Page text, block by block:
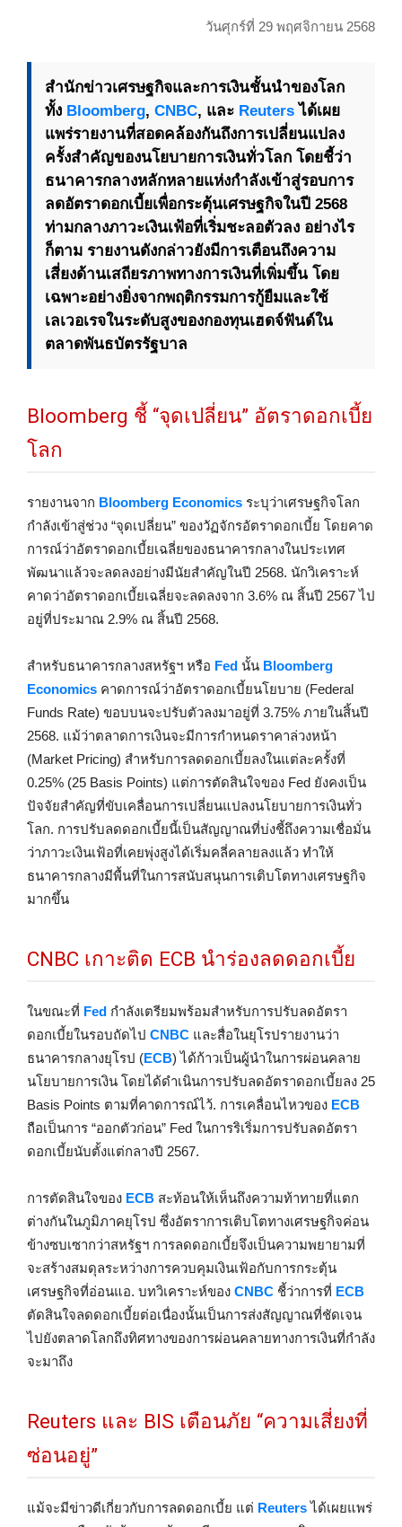
วันศุกร์ที่ 29 พฤศจิกายน 2568
สำนักข่าวเศรษฐกิจและการเงินชั้นนำของโลก
ทั้ง Bloomberg, CNBC, และ Reuters ได้เผย
แพร่รายงานที่สอดคล้องกันถึงการเปลี่ยนแปลง
ครั้งสำคัญของนโยบายการเงินทั่วโลก โดยชี้ว่า
ธนาคารกลางหลักหลายแห่งกำลังเข้าสู่รอบการ
ลดอัตราดอกเบี้ยเพื่อกระตุ้นเศรษฐกิจในปี 2568
ท่ามกลางภาวะเงินเฟ้อที่เริ่มชะลอตัวลง อย่างไร
ก็ตาม รายงานดังกล่าวยังมีการเตือนถึงความ
เสี่ยงด้านเสถียรภาพทางการเงินที่เพิ่มขึ้น โดย
เฉพาะอย่างยิ่งจากพฤติกรรมการกู้ยืมและใช้
เลเวอเรจในระดับสูงของกองทุนเฮดจ์ฟันด์ใน
ตลาดพันธบัตรรัฐบาล
Bloomberg ชี้ “จุดเปลี่ยน” อัตราดอกเบี้ย
โลก
รายงานจาก Bloomberg Economics ระบุว่าเศรษฐกิจโลก
กำลังเข้าสู่ช่วง “จุดเปลี่ยน” ของวัฏจักรอัตราดอกเบี้ย โดยคาด
การณ์ว่าอัตราดอกเบี้ยเฉลี่ยของธนาคารกลางในประเทศ
พัฒนาแล้วจะลดลงอย่างมีนัยสำคัญในปี 2568. นักวิเคราะห์
คาดว่าอัตราดอกเบี้ยเฉลี่ยจะลดลงจาก 3.6% ณ สิ้นปี 2567 ไป
อยู่ที่ประมาณ 2.9% ณ สิ้นปี 2568.
สำหรับธนาคารกลางสหรัฐฯ หรือ Fed นั้น Bloomberg
Economics คาดการณ์ว่าอัตราดอกเบี้ยนโยบาย (Federal
Funds Rate) ขอบบนจะปรับตัวลงมาอยู่ที่ 3.75% ภายในสิ้นปี
2568. แม้ว่าตลาดการเงินจะมีการกำหนดราคาล่วงหน้า
(Market Pricing) สำหรับการลดดอกเบี้ยลงในแต่ละครั้งที่
0.25% (25 Basis Points) แต่การตัดสินใจของ Fed ยังคงเป็น
ปัจจัยสำคัญที่ขับเคลื่อนการเปลี่ยนแปลงนโยบายการเงินทั่ว
โลก. การปรับลดดอกเบี้ยนี้เป็นสัญญาณที่บ่งชี้ถึงความเชื่อมั่น
ว่าภาวะเงินเฟ้อที่เคยพุ่งสูงได้เริ่มคลี่คลายลงแล้ว ทำให้
ธนาคารกลางมีพื้นที่ในการสนับสนุนการเติบโตทางเศรษฐกิจ
มากขึ้น
CNBC เกาะติด ECB นำร่องลดดอกเบี้ย
ในขณะที่ Fed กำลังเตรียมพร้อมสำหรับการปรับลดอัตรา
ดอกเบี้ยในรอบถัดไป CNBC และสื่อในยุโรปรายงานว่า
ธนาคารกลางยุโรป (ECB) ได้ก้าวเป็นผู้นำในการผ่อนคลาย
นโยบายการเงิน โดยได้ดำเนินการปรับลดอัตราดอกเบี้ยลง 25
Basis Points ตามที่คาดการณ์ไว้. การเคลื่อนไหวของ ECB
ถือเป็นการ “ออกตัวก่อน” Fed ในการริเริ่มการปรับลดอัตรา
ดอกเบี้ยนับตั้งแต่กลางปี 2567.
การตัดสินใจของ ECB สะท้อนให้เห็นถึงความท้าทายที่แตก
ต่างกันในภูมิภาคยุโรป ซึ่งอัตราการเติบโตทางเศรษฐกิจค่อน
ข้างซบเซากว่าสหรัฐฯ การลดดอกเบี้ยจึงเป็นความพยายามที่
จะสร้างสมดุลระหว่างการควบคุมเงินเฟ้อกับการกระตุ้น
เศรษฐกิจที่อ่อนแอ. บทวิเคราะห์ของ CNBC ชี้ว่าการที่ ECB
ตัดสินใจลดดอกเบี้ยต่อเนื่องนั้นเป็นการส่งสัญญาณที่ชัดเจน
ไปยังตลาดโลกถึงทิศทางของการผ่อนคลายทางการเงินที่กำลัง
จะมาถึง
Reuters และ BIS เตือนภัย “ความเสี่ยงที่
ซ่อนอยู่”
แม้จะมีข่าวดีเกี่ยวกับการลดดอกเบี้ย แต่ Reutersได้เผยแพร่